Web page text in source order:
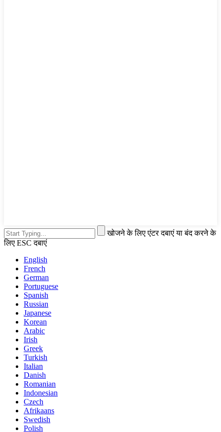
खोजने के लिए एंटर दबाएं या बंद करने के
लिए ESC दबाएं
English
French
German
Portuguese
Spanish
Russian
Japanese
Korean
Arabic
Irish
Greek
Turkish
Italian
Danish
Romanian
Indonesian
Czech
Afrikaans
Swedish
Polish